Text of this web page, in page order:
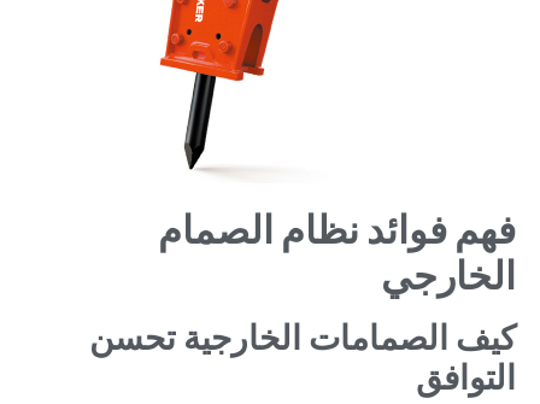
فهم فوائد نظام الصمام
الخارجي
كيف الصمامات الخارجية تحسن
التوافق